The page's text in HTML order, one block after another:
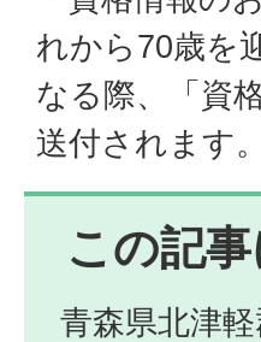
れから70歳を
なる際、「資
送付されます。
この記
青森県北津